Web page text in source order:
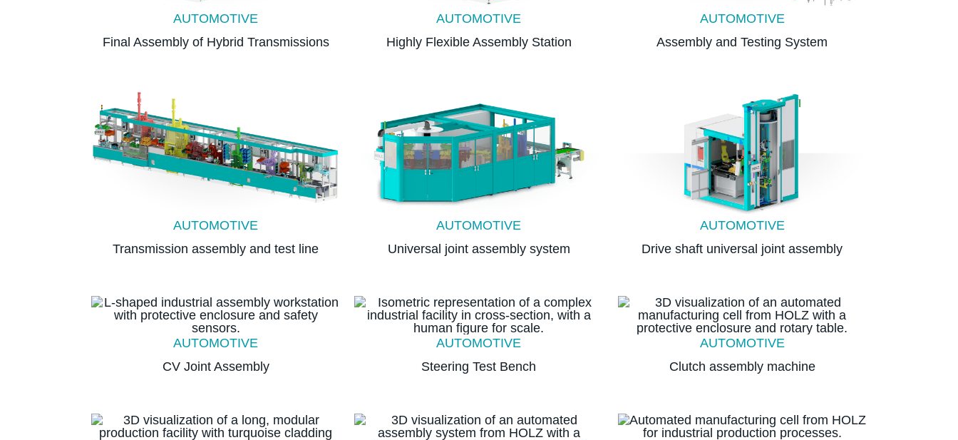
AUTOMOTIVE
Final Assembly of Hybrid Transmissions
AUTOMOTIVE
Highly Flexible Assembly Station
AUTOMOTIVE
Assembly and Testing System
AUTOMOTIVE
Transmission assembly and test line
AUTOMOTIVE
Universal joint assembly system
AUTOMOTIVE
Drive shaft universal joint assembly
AUTOMOTIVE
CV Joint Assembly
AUTOMOTIVE
Steering Test Bench
AUTOMOTIVE
Clutch assembly machine